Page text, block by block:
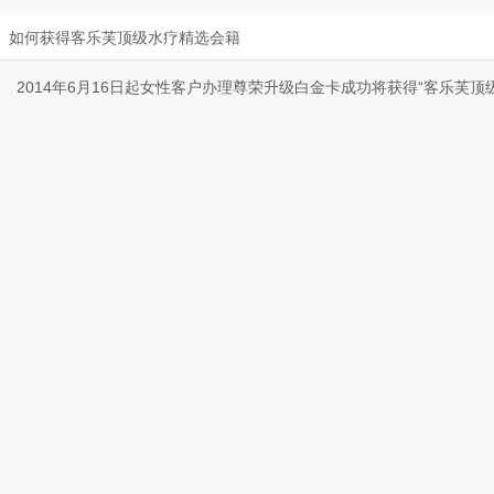
如何获得客乐芙顶级水疗精选会籍
2014年6月16日起女性客户办理尊荣升级白金卡成功将获得“客乐芙顶